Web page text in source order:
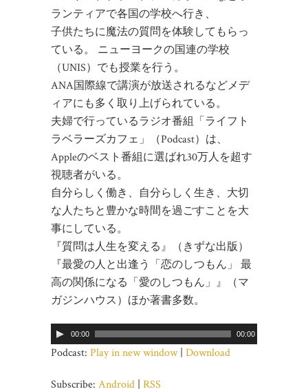
ランティアで各国の学校へ行き、
子供たちに魔法の質問を体験してもらっ
ている。 ニューヨークの国連の学校
（UNIS）でも授業を行う。
ANA国際線で講演が放送されるなどメデ
ィアにも多く取り上げられている。
夫婦で行っているラジオ番組「ライフト
ラベラーズカフェ」（Podcast）は、
Appleのベスト番組に選ばれ30万人を超す
視聴者がいる。
自分らしく働き、自分らしく生き、大切
な人たちと豊かな時間を過ごすことを大
事にしている。
『質問は人生を変える』（きずな出版）
『最愛の人と出逢う「恋のしつもん」 最
高の関係になる「愛のしつもん」』（マ
ガジンハウス）ほか著書多数。
00:00 00:00
Podcast: Play in new window| Download
Subscribe: Android | RSS